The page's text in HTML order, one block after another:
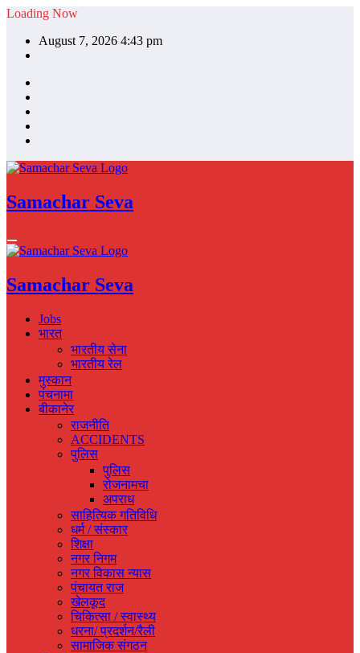
Skip
content
Loading Now
August 7, 2026 4:43 pm
Samachar Seva
Samachar Seva
Jobs
भारत
भारतीय सेना
भारतीय रेल
मुस्‍कान
पंचनामा
बीकानेर
राजनीति
ACCIDENTS
पुलिस
पुलिस
रोजनामचा
अपराध
साहित्यिक गतिविधि
धर्म / संस्‍कार
शिक्षा
नगर निगम
नगर विकास न्‍यास
पंचायत राज
खेलकूद
चिकित्‍सा / स्‍वास्‍थ्‍य
धरना/ प्रदर्शन/रैली
सामाजिक संगठन